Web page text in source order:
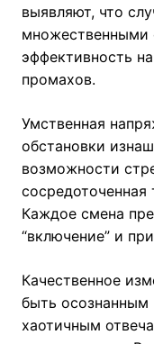
выявляют, что
множественными
эффективность
промахов.
Умственная
обстановки
возможности
Каждое смена
“включение” и
Качественное
быть осознанным
хаотичным